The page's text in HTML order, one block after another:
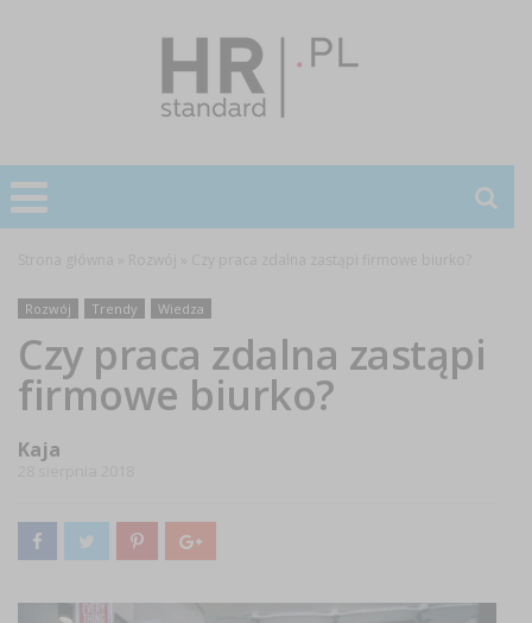
Rozwój Trendy Wiedza
Czy praca zdalna zastąpi
firmowe biurko?
Kaja